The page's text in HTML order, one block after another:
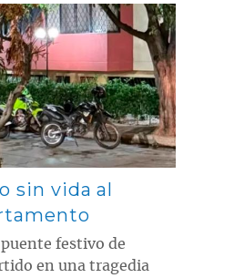
sin vida al
festivo de
en una tragedia